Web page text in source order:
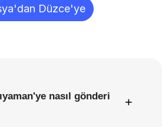
Düzce'ye
nasıl gönderi
+